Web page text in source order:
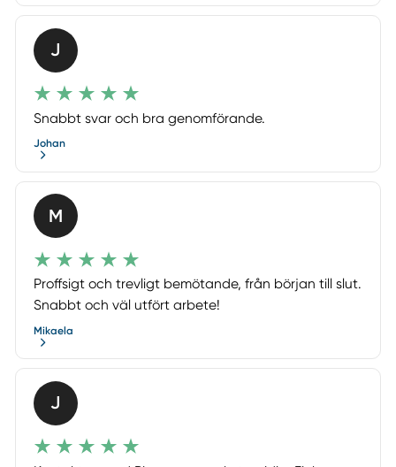
J
Snabbt svar och bra genomförande.
Johan
M
Proffsigt och trevligt bemötande, från början till slut.
Snabbt och väl utfört arbete!
Mikaela
J